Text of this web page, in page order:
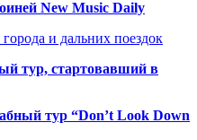
New Music Daily
и дальних поездок
тур, стартовавший в
тур “Don’t Look Down